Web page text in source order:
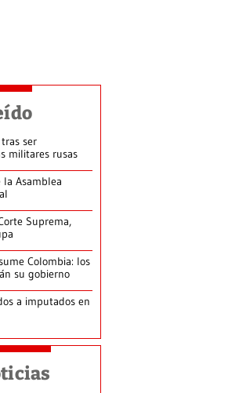
ser
militares rusas
Asamblea
Suprema,
Colombia: los
su gobierno
a imputados en